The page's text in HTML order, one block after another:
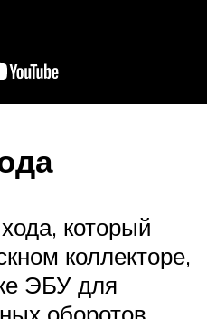
который
коллекторе,
ЭБУ для